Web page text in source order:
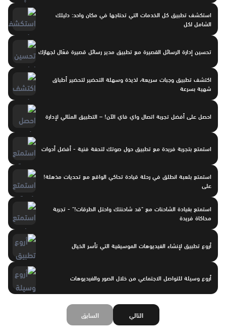
استكشف تطبيق كل الخدمات التي تحتاجها في مكان واحد: دليلك
الشامل لكل
تحسين إدارة الرسائل القصيرة مع تطبيق مدير رسائل قصيرة فعّال لجهازك
اكتشف تطبيق وجبات سريعة، لذيذة وسهلة التحضير لتحضير أطباق
شهية بسرعة
احصل على أفضل تجربة اتصال واي فاي الآن! – التطبيق المثالي لإدارة
استمتع بتجربة فريدة مع تطبيق حول صوتك لتحفة فنية - أفضل أدوات
استمتع بلعبة انطلق في رحلة قيادة تحاكي الواقع مع تحديات مذهلة!
على
استمتع بقيادة الشاحنات مع "قد شاحنتك واحتل الطرقات!" - تجربة
محاكاة فريدة
أروع تطبيق لإنشاء الفيديوهات الموسيقية التي تأسر الخيال
أروع وسيلة للتواصل الاجتماعي من خلال الصور والفيديوهات
السابق التالي